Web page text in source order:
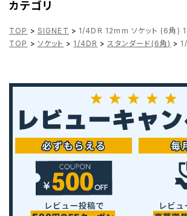
カテゴリ
TOP > SIGNET > 1/4DR 12mm ソケット (6角)
TOP > ソケット > 1/4DR > スタンダード(6角) >